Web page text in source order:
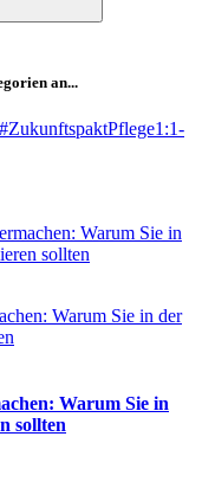
an...
#ZukunftspaktPflege1:1-
Warum Sie in
sollten
Warum Sie in
sollten